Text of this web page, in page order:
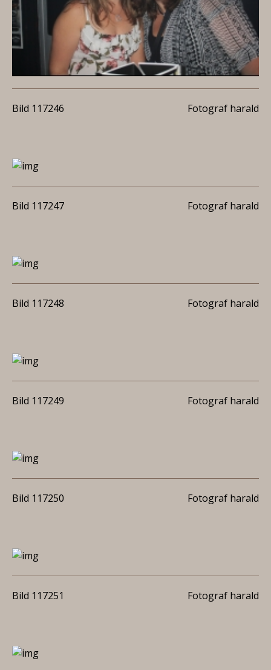
Bild 117246 Fotograf harald
Bild 117247 Fotograf harald
Bild 117248 Fotograf harald
Bild 117249 Fotograf harald
Bild 117250 Fotograf harald
Bild 117251 Fotograf harald